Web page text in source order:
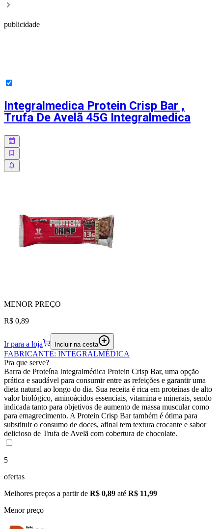
publicidade
Integralmedica Protein Crisp Bar ,
Trufa De Avelã 45G Integralmedica
MENOR PREÇO
R$ 0,89
Ir para a loja Incluir na cesta
FABRICANTE: INTEGRALMÉDICA
Pra que serve?
Barra de Proteína Integralmédica Protein Crisp Bar, uma opção
prática e saudável para consumir entre as refeições e garantir uma
dieta natural ao longo do dia. Sua receita é rica em proteínas de alto
valor biológico, aminoácidos essenciais, vitamina e minerais, sendo
indicada tanto para objetivos de aumento de massa muscular como
para emagrecimento. A Protein Crisp Bar também é ótima para
substituir o consumo de doces, afinal tem textura crocante e sabor
delicioso de Trufa de Avelã com cobertura de chocolate.
5
ofertas
Melhores preços a partir de R$ 0,89 até R$ 11,99
Menor preço